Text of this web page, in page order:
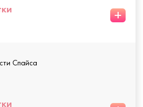
+
Спайса